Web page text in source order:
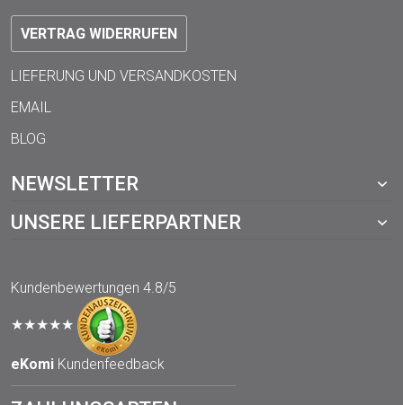
VERTRAG WIDERRUFEN
LIEFERUNG UND VERSANDKOSTEN
EMAIL
BLOG
NEWSLETTER
UNSERE LIEFERPARTNER
Kundenbewertungen 4.8/5
★★★★★
eKomi Kundenfeedback